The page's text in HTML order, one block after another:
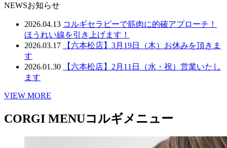
NEWSお知らせ
2026.04.13 コルギセラピーで筋肉に的確アプローチ！
ほうれい線を引き上げます！
2026.03.17
【六本松店】3月19日（木）お休みを頂きま
す
2026.01.30
【六本松店】2月11日（水・祝）営業いたし
ます
VIEW MORE
CORGI MENUコルギメニュー